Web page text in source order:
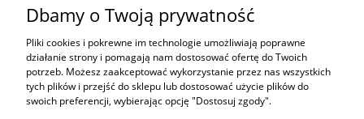
ul. Popowicka 82/3
54-237 Wrocław, woj. dolnośląskie
Korespondencja:
ul. Skrzydlata 13
51-180 Szymanów, woj. dolnośląskie
Kontakt:
Dbamy o Twoją prywatność
Pliki cookies i pokrewne im technologie umożliwiają poprawne
działanie strony i pomagają nam dostosować ofertę do Twoich
potrzeb. Możesz zaakceptować wykorzystanie przez nas wszystkich
tych plików i przejść do sklepu lub dostosować użycie plików do
swoich preferencji, wybierając opcję "Dostosuj zgody".